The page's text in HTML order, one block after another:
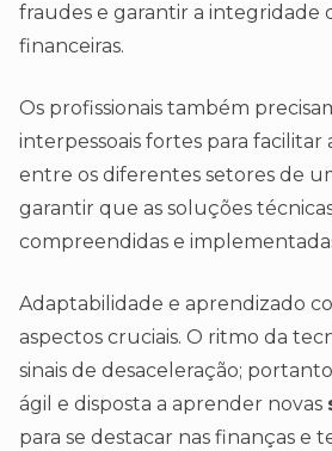
fraudes e garantir a integridade
financeiras.
Os profissionais também
interpessoais fortes para facilitar
entre os diferentes setores de
garantir que as soluções
compreendidas e
Adaptabilidade e aprendizado
aspectos cruciais. O ritmo da
sinais de desaceleração;
ágil e disposta a aprender novas
para se destacar nas finanças e